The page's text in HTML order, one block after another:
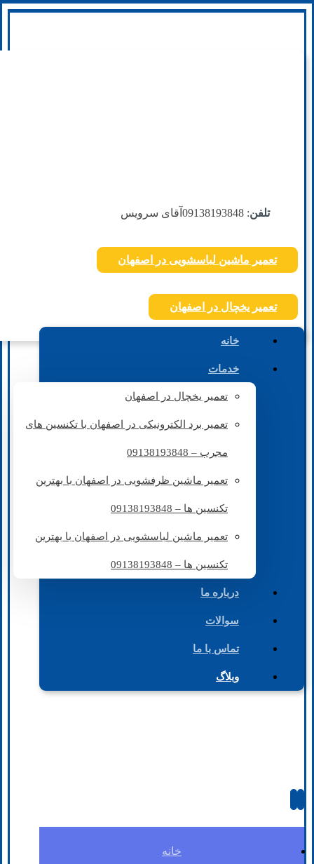
تلفن: 09138193848 آقای سرویس
تعمیر ماشین لباسشویی در اصفهان
تعمیر یخچال در اصفهان
خانه
خدمات
تعمیر یخچال در اصفهان
تعمیر برد الکترونیکی در اصفهان با تکنسین های
مجرب – 09138193848
تعمیر ماشین ظرفشویی در اصفهان با بهترین
تکنسین ها – 09138193848
تعمیر ماشین لباسشویی در اصفهان با بهترین
تکنسین ها – 09138193848
درباره ما
سوالات
تماس با ما
وبلاگ
خانه